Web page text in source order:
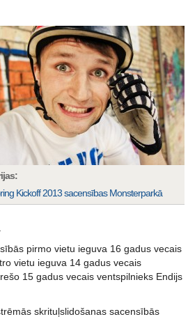
Kickoff 2013 sacensības Monsterparkā
pirmo vietu ieguva 16 gadus vecais
vietu ieguva 14 gadus vecais
15 gadus vecais ventspilnieks Endijs
skrituļslidošanas sacensībās